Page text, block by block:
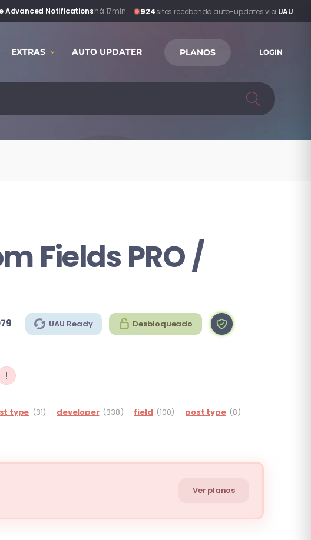
924sites recebendo auto-updates via UAU
Advanced Notifications·há 17min
EXTRAS AUTO UPDATER PLANOS LOGIN
Fields PRO /
UAU Ready Desbloqueado
!
type (31) developer (338) field (100) post type (8)
Ver planos